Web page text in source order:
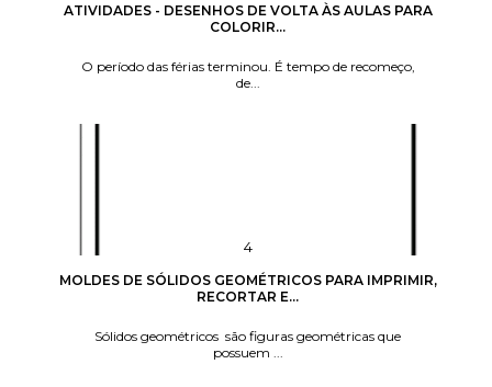
ATIVIDADES - DESENHOS DE VOLTA ÀS AULAS PARA
COLORIR...
O período das férias terminou. É tempo de recomeço,
de...
MOLDES DE SÓLIDOS GEOMÉTRICOS PARA IMPRIMIR,
RECORTAR E...
Sólidos geométricos são figuras geométricas que
possuem ...